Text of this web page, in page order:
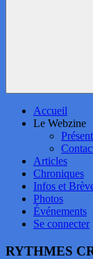
Accueil
Le Webzine
Articles
Chroniques
Infos et
Photos
Événements
Se connecter
RYTHMES